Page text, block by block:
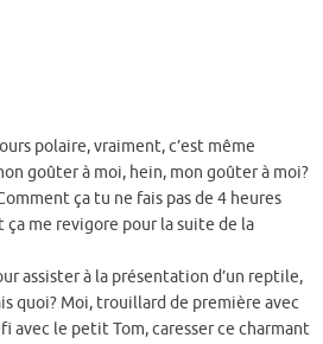
polaire, vraiment, c’est même
goûter à moi, hein, mon goûter à moi?
ça tu ne fais pas de 4 heures
ça me revigore pour la suite de la
assister à la présentation d’un reptile,
quoi? Moi, trouillard de première avec
avec le petit Tom, caresser ce charmant